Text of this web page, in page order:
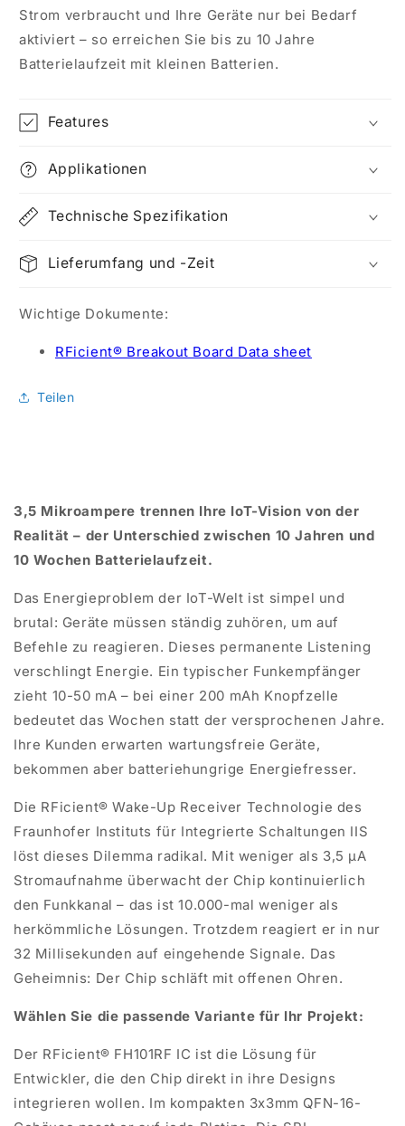
Strom verbraucht und Ihre Geräte nur bei Bedarf
aktiviert – so erreichen Sie bis zu 10 Jahre
Batterielaufzeit mit kleinen Batterien.
Features
Applikationen
Technische Spezifikation
Lieferumfang und -Zeit
Wichtige Dokumente:
RFicient® Breakout Board Data sheet
Teilen
3,5 Mikroampere trennen Ihre IoT-Vision von der
Realität – der Unterschied zwischen 10 Jahren und
10 Wochen Batterielaufzeit.
Das Energieproblem der IoT-Welt ist simpel und
brutal: Geräte müssen ständig zuhören, um auf
Befehle zu reagieren. Dieses permanente Listening
verschlingt Energie. Ein typischer Funkempfänger
zieht 10-50 mA – bei einer 200 mAh Knopfzelle
bedeutetdas Wochen statt der versprochenen Jahre.
Ihre Kunden erwarten wartungsfreie Geräte,
bekommen aber batteriehungrige Energiefresser.
Die RFicient® Wake-Up Receiver Technologie des
Fraunhofer Instituts für Integrierte Schaltungen IIS
löst dieses Dilemma radikal. Mit weniger als 3,5 µA
Stromaufnahme überwacht der Chip kontinuierlich
den Funkkanal – das ist 10.000-mal weniger als
herkömmliche Lösungen. Trotzdem reagiert er in nur
32 Millisekunden auf eingehende Signale. Das
Geheimnis: Der Chip schläft mit offenen Ohren.
Wählen Sie die passende Variante für Ihr Projekt:
Der RFicient® FH101RF IC ist die Lösung für
Entwickler, die den Chip direkt in ihre Designs
integrieren wollen. Im kompakten 3x3mm QFN-16-